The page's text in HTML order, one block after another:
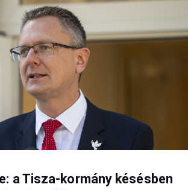
a Tisza-kormány késésben